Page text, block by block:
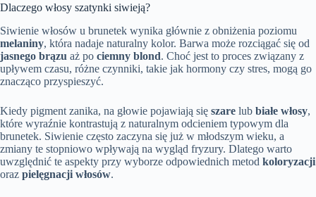
Dlaczego włosy szatynki siwieją?
Siwienie włosów u brunetek wynika głównie z obniżenia poziomu
melaniny, która nadaje naturalny kolor. Barwa może rozciągać się od
jasnego brązu aż po ciemny blond. Choć jest to proces związany z
upływem czasu, różne czynniki, takie jak hormony czy stres, mogą go
znacząco przyspieszyć.
Kiedy pigment zanika, na głowie pojawiają się szare lub białe włosy,
które wyraźnie kontrastują z naturalnym odcieniem typowym dla
brunetek. Siwienie często zaczyna się już w młodszym wieku, a
zmiany te stopniowo wpływają na wygląd fryzury. Dlatego warto
uwzględnić te aspekty przy wyborze odpowiednich metod koloryzacji
oraz pielęgnacji włosów.